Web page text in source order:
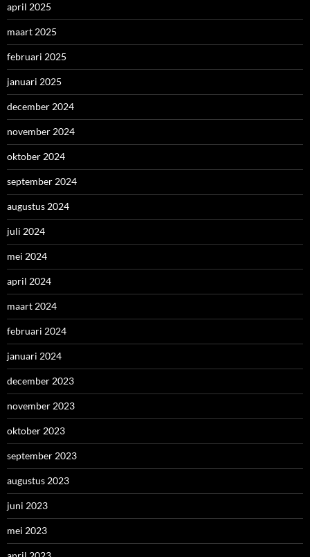
april 2025
maart 2025
februari 2025
januari 2025
december 2024
november 2024
oktober 2024
september 2024
augustus 2024
juli 2024
mei 2024
april 2024
maart 2024
februari 2024
januari 2024
december 2023
november 2023
oktober 2023
september 2023
augustus 2023
juni 2023
mei 2023